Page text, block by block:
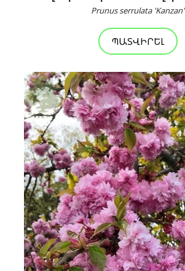
Prunus serrulata 'Kanzan'
ՊԱՏՎԻՐԵԼ